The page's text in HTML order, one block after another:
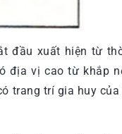
đầu xuất hiện từ
địa vị cao từ khắp
trang trí gia huy